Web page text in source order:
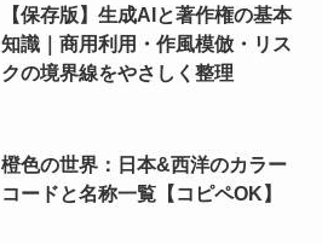
【保存版】生成AIと著作権の基本
知識｜商用利用・作風模倣・リス
クの境界線をやさしく整理
橙色の世界：日本&西洋のカラー
コードと名称一覧【コピペOK】